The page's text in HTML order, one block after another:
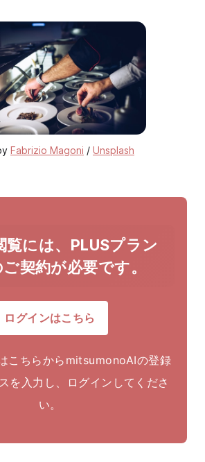
Fabrizio Magoni / Unsplash
覧には、PLUSプラン
契約が必要です。
ログインはこちら
こちらからmitsumonoAIの登録
を入力し、ログインしてくださ
い。